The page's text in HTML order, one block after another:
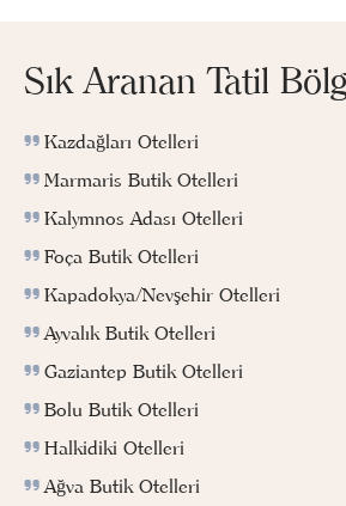
Sık Aranan Tatil
Kazdağları Otelleri
Marmaris Butik Otelleri
Kalymnos Adası Otelleri
Foça Butik Otelleri
Kapadokya/Nevşehir Otelleri
Ayvalık Butik Otelleri
Gaziantep Butik Otelleri
Bolu Butik Otelleri
Halkidiki Otelleri
Ağva Butik Otelleri